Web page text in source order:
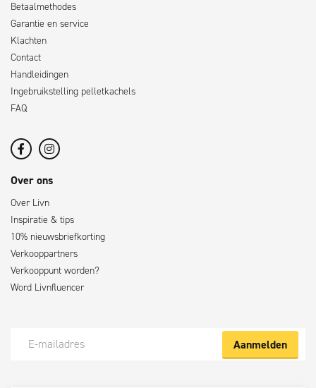
Betaalmethodes
Garantie en service
Klachten
Contact
Handleidingen
Ingebruikstelling pelletkachels
FAQ
Over ons
Over Livn
Inspiratie & tips
10% nieuwsbriefkorting
Verkooppartners
Verkooppunt worden?
Word Livnfluencer
Aanmelden